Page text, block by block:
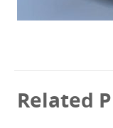
Related